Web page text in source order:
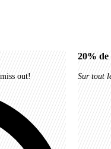
out!
20%
Sur tout